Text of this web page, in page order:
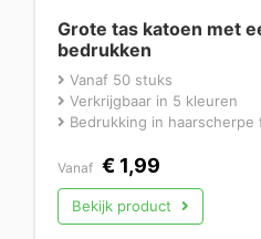
Grote tas katoen met
bedrukken
Vanaf 50 stuks
Verkrijgbaar in 5 kleuren
Bedrukking in
Vanaf € 1,99
Bekijk product